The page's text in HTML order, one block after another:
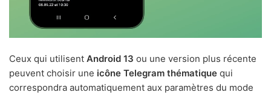
Ceux qui utilisent Android 13 ou une version plus récente
peuvent choisir une icône Telegram thématique qui
correspondra automatiquement aux paramètres du mode